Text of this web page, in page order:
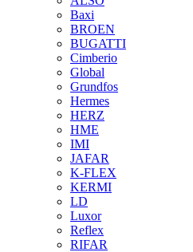
Baxi
BROEN
BUGATTI
Cimberio
Global
Grundfos
Hermes
HERZ
HME
IMI
JAFAR
K-FLEX
KERMI
LD
Luxor
Reflex
RIFAR